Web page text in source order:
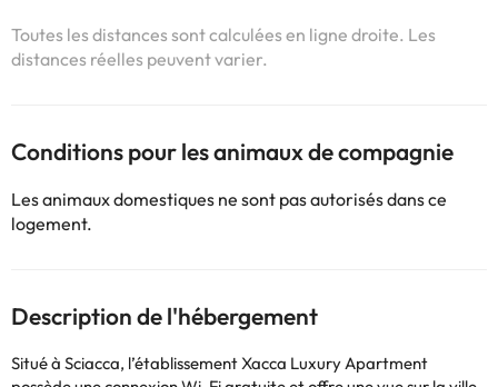
Toutes les distances sont calculées en ligne droite. Les
distances réelles peuvent varier.
Conditions pour les animaux de compagnie
Les animaux domestiques ne sont pas autorisés dans ce
logement.
Description de l'hébergement
Situé à Sciacca, l’établissement Xacca Luxury Apartment